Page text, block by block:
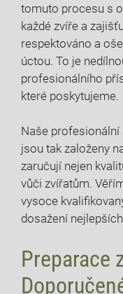
tomuto ‍procesu s
každé ⁢zvíře a
respektováno a
úctou.⁣ To je
profesionálního
které‍ poskytujeme.
Naše profesionální
‌jsou tak založeny‌
zaručují nejen⁣
vůči zvířatům.
vysoce
dosažení
Preparace